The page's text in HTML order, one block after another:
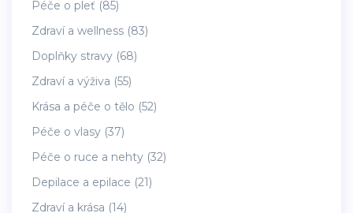
Péče o pleť (85)
Zdraví a wellness (83)
Doplňky stravy (68)
Zdraví a výživa (55)
Krása a péče o tělo (52)
Péče o vlasy (37)
Péče o ruce a nehty (32)
Depilace a epilace (21)
Zdraví a krása (14)